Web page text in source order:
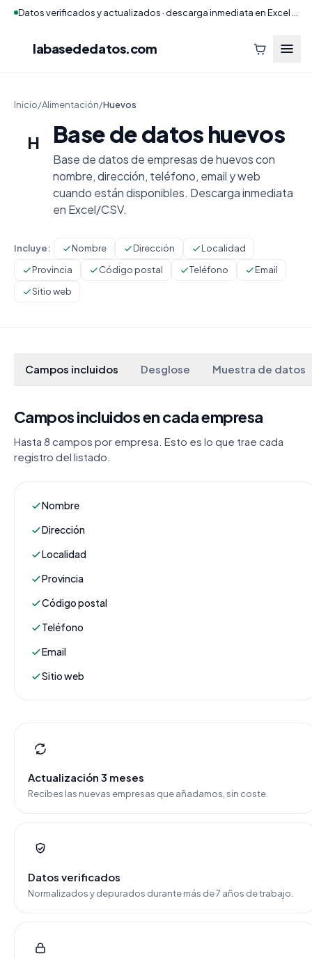
labasededatos.com
Inicio/Alimentación/Huevos
H Base de datos huevos
Base de datos de empresas de huevos con
nombre, dirección, teléfono, email y web
cuando están disponibles. Descarga inmediata
en Excel/CSV.
Incluye: Nombre Dirección
Localidad
Provincia
Código postal Teléfono
Email
Sitio web
Campos incluidos Desglose Muestra de datos
Campos incluidos en cada empresa
Hasta 8 campos por empresa. Esto es lo que trae cada
registro del listado.
Nombre
Dirección
Localidad
Provincia
Código postal
Teléfono
Email
Sitio web
Actualización 3 meses
Recibes las nuevas empresas que añadamos, sin coste.
Datos verificados
Normalizados y depurados durante más de 7 años de trabajo.